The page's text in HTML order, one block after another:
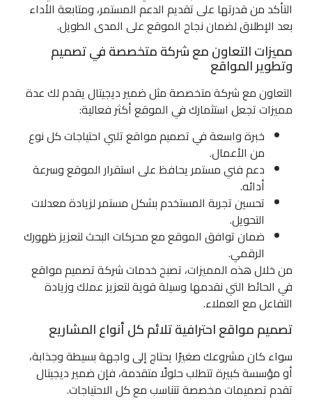
التأكد من قدرتها على تقديم الدعم المستمر، ومتابعة الأداء
بعد الإطلاق لضمان نجاح الموقع على المدى الطويل.
مميزات التعاون مع شركة متخصصة في تصميم
وتطوير المواقع
التعاون مع شركة متخصصة مثل ضمير ديجيتال يقدم لك عدة
مميزات تجعل استثمارك في الموقع أكثر فعالية:
خبرة واسعة في تصميم مواقع تلبي احتياجات كل نوع
من الأعمال.
دعم فني مستمر يحافظ على استقرار الموقع وسرعة
أدائه.
تحسين تجربة المستخدم بشكل مستمر لزيادة معدلات
التحويل.
ضمان توافق الموقع مع محركات البحث لتعزيز ظهورك
الرقمي.
من خلال هذه المميزات، تصبح خدمات شركة تصميم مواقع
في الحائط التي نقدمها وسيلة قوية لتعزيز عملك وزيادة
التفاعل مع العملاء.
تصميم مواقع احترافية تلائم كل أنواع المشاريع
سواء كان مشروعك صغيرًا يحتاج إلى واجهة بسيطة وجذابة،
أو مؤسسة كبيرة تتطلب حلولًا متقدمة، فإن ضمير ديجيتال
تقدم تصميمات مخصصة تتناسب مع كل الاحتياجات.